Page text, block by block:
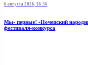
6 августа 2026, 16:56
Мы- первые! -Почепский
фестиваля-конкурса